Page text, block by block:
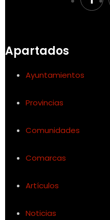
Apartados
Ayuntamientos
Provincias
Comunidades
Comarcas
Artículos
Noticias